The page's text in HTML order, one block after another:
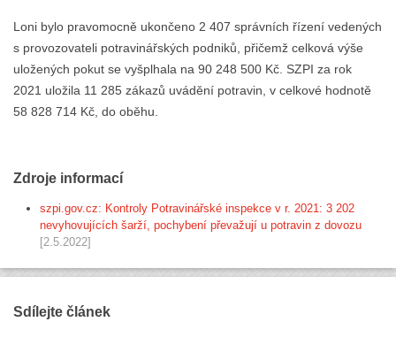
Loni bylo pravomocně ukončeno 2 407 správních řízení vedených
s provozovateli potravinářských podniků, přičemž celková výše
uložených pokut se vyšplhala na 90 248 500 Kč. SZPI za rok
2021 uložila 11 285 zákazů uvádění potravin, v celkové hodnotě
58 828 714 Kč, do oběhu.
Zdroje informací
szpi.gov.cz: Kontroly Potravinářské inspekce v r. 2021: 3 202
nevyhovujících šarží, pochybení převažují u potravin z dovozu
[2.5.2022]
Sdílejte článek